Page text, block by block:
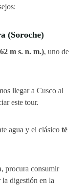
(Soroche)
m s. n. m.), uno de
llegar a Cusco al
este tour.
agua y el clásico té
procura consumir
digestión en la